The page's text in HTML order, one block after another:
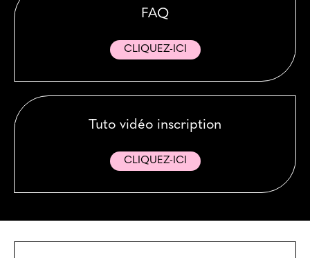
FAQ
CLIQUEZ-ICI
Tuto vidéo inscription
CLIQUEZ-ICI